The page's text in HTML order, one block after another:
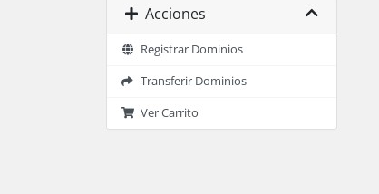
Acciones
Registrar Dominios
Transferir Dominios
Ver Carrito